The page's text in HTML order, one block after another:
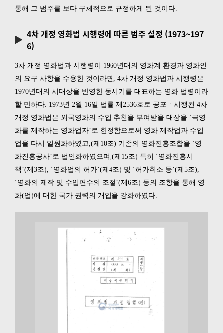
통해 그 범주를 보다 구체적으로 규정하게 된 것이다.
4차 개정 영화법 시행령에 따른 범주 설정 (1973~197
6)
3차 개정 영화법과 시행령이 1960년대의 영화계 환경과 영화인
의 요구 사항을 수용한 것이라면, 4차 개정 영화법과 시행령은
1970년대의 시대상을 반영한 동시기를 대표하는 영화 법령이라
할 만하다. 1973년 2월 16일 법률 제2536호로 공포ㆍ시행된 4차
개정 영화법은 외국영화의 수입 추천을 부여받을 대상을 ‘극영
화를 제작하는 영화업자’로 한정함으로써 영화 제작업과 수입
업을 다시 일원화하였고,(제10조) 기존의 영화진흥조합을 ‘영
화진흥공사’로 법인화하였으며,(제15조) 특히 ‘영화진흥시
책’(제3조), ‘영화업의 허가’(제4조) 및 ‘허가취소 등’(제5조),
‘영화의 제작 및 수입편수의 조절’(제6조) 등의 조항을 통해 영
화(업)에 대한 국가 권력의 개입을 강화하였다.